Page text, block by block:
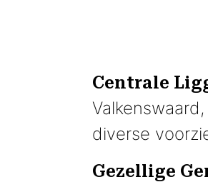
Centrale
diverse
Gezellige